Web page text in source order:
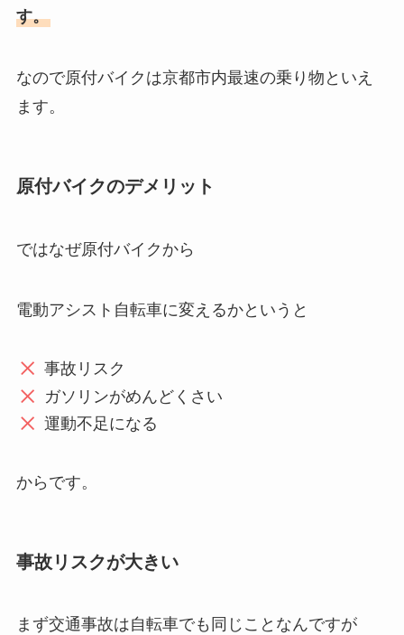
す。
なので原付バイクは京都市内最速の乗り物といえ
ます。
原付バイクのデメリット
ではなぜ原付バイクから
電動アシスト自転車に変えるかというと
事故リスク
ガソリンがめんどくさい
運動不足になる
からです。
事故リスクが大きい
まず交通事故は自転車でも同じことなんですが